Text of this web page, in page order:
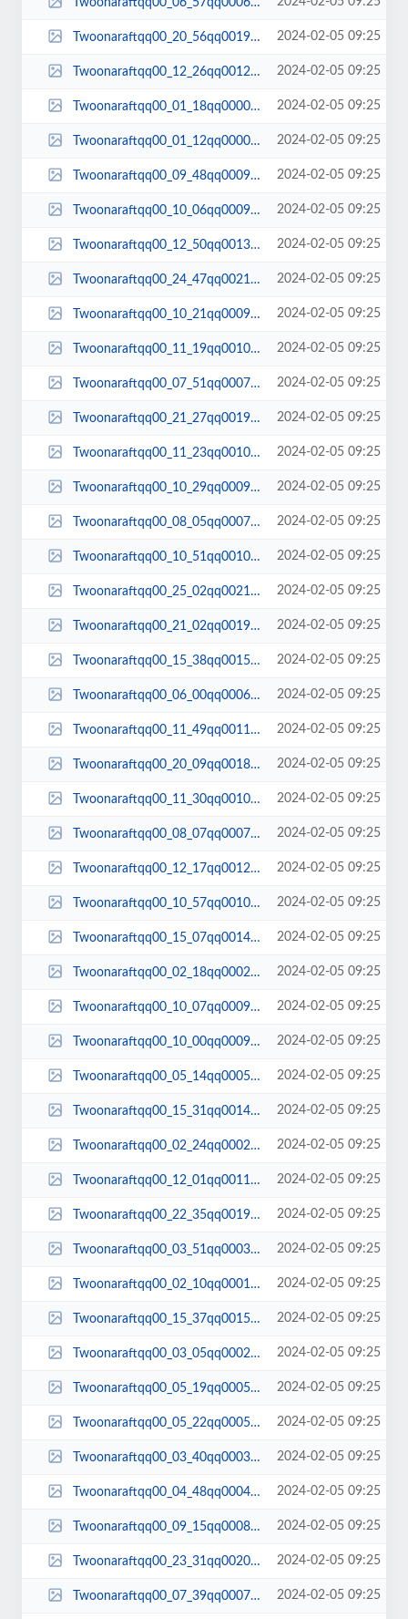
Twoonaraftqq00_06_57qq00067.jpg
Twoonaraftqq00_20_56qq00190.jpg 2024-02-05 09:25
Twoonaraftqq00_12_26qq00127.jpg 2024-02-05 09:25
Twoonaraftqq00_01_18qq00004.jpg 2024-02-05 09:25
Twoonaraftqq00_01_12qq00002.jpg 2024-02-05 09:25
Twoonaraftqq00_09_48qq00093.jpg 2024-02-05 09:25
Twoonaraftqq00_10_06qq00096.jpg 2024-02-05 09:25
Twoonaraftqq00_12_50qq00132.jpg 2024-02-05 09:25
Twoonaraftqq00_24_47qq00214.jpg 2024-02-05 09:25
Twoonaraftqq00_10_21qq00098.jpg 2024-02-05 09:25
Twoonaraftqq00_11_19qq00103.jpg 2024-02-05 09:25
Twoonaraftqq00_07_51qq00076.jpg 2024-02-05 09:25
Twoonaraftqq00_21_27qq00193.jpg 2024-02-05 09:25
Twoonaraftqq00_11_23qq00105.jpg 2024-02-05 09:25
Twoonaraftqq00_10_29qq00099.jpg 2024-02-05 09:25
Twoonaraftqq00_08_05qq00078.jpg 2024-02-05 09:25
Twoonaraftqq00_10_51qq00100.jpg 2024-02-05 09:25
Twoonaraftqq00_25_02qq00217.jpg 2024-02-05 09:25
Twoonaraftqq00_21_02qq00191.jpg 2024-02-05 09:25
Twoonaraftqq00_15_38qq00151.jpg 2024-02-05 09:25
Twoonaraftqq00_06_00qq00060.jpg 2024-02-05 09:25
Twoonaraftqq00_11_49qq00116.jpg 2024-02-05 09:25
Twoonaraftqq00_20_09qq00182.jpg 2024-02-05 09:25
Twoonaraftqq00_11_30qq00108.jpg 2024-02-05 09:25
Twoonaraftqq00_08_07qq00079.jpg 2024-02-05 09:25
Twoonaraftqq00_12_17qq00124.jpg 2024-02-05 09:25
Twoonaraftqq00_10_57qq00101.jpg 2024-02-05 09:25
Twoonaraftqq00_15_07qq00146.jpg 2024-02-05 09:25
Twoonaraftqq00_02_18qq00021.jpg 2024-02-05 09:25
Twoonaraftqq00_10_07qq00097.jpg 2024-02-05 09:25
Twoonaraftqq00_10_00qq00095.jpg 2024-02-05 09:25
Twoonaraftqq00_05_14qq00050.jpg 2024-02-05 09:25
Twoonaraftqq00_15_31qq00148.jpg 2024-02-05 09:25
Twoonaraftqq00_02_24qq00023.jpg 2024-02-05 09:25
Twoonaraftqq00_12_01qq00119.jpg 2024-02-05 09:25
Twoonaraftqq00_22_35qq00199.jpg 2024-02-05 09:25
Twoonaraftqq00_03_51qq00033.jpg 2024-02-05 09:25
Twoonaraftqq00_02_10qq00019.jpg 2024-02-05 09:25
Twoonaraftqq00_15_37qq00150.jpg 2024-02-05 09:25
Twoonaraftqq00_03_05qq00028.jpg 2024-02-05 09:25
Twoonaraftqq00_05_19qq00052.jpg 2024-02-05 09:25
Twoonaraftqq00_05_22qq00054.jpg 2024-02-05 09:25
Twoonaraftqq00_03_40qq00031.jpg 2024-02-05 09:25
Twoonaraftqq00_04_48qq00044.jpg 2024-02-05 09:25
Twoonaraftqq00_09_15qq00085.jpg 2024-02-05 09:25
Twoonaraftqq00_23_31qq00205.jpg 2024-02-05 09:25
Twoonaraftqq00_07_39qq00075.jpg 2024-02-05 09:25